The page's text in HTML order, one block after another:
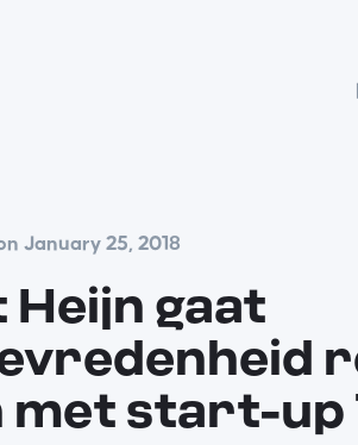
January 25, 2018
gaat
met start-